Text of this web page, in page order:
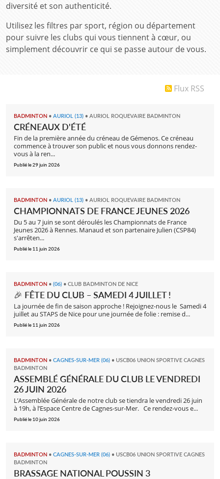
diversité et son authenticité.
Utilisez les filtres par sport, région ou département
pour suivre les clubs qui vous tiennent à cœur, ou
simplement découvrir ce qui se passe autour de vous.
Flux RSS
BADMINTON • AURIOL (13) • AURIOL ROQUEVAIRE BADMINTON
CRÉNEAUX D'ÉTÉ
Fin de la première année du créneau de Gémenos. Ce créneau
commence à trouver son public et nous vous donnons rendez-
vous à la ren...
Publié le 29 juin 2026
BADMINTON • AURIOL (13) • AURIOL ROQUEVAIRE BADMINTON
CHAMPIONNATS DE FRANCE JEUNES 2026
Du 5 au 7 juin se sont déroulés les Championnats de France
Jeunes 2026 à Rennes. Manaud et son partenaire Julien (CSP84)
s'arrêten...
Publié le 11 juin 2026
BADMINTON • (06) • CLUB BADMINTON DE NICE
🎉 FÊTE DU CLUB – SAMEDI 4 JUILLET !
La journée de fin de saison approche ! Rejoignez-nous le Samedi 4
juillet au STAPS de Nice pour une journée de folie : remise d...
Publié le 11 juin 2026
BADMINTON • CAGNES-SUR-MER (06) • USCB06 UNION SPORTIVE CAGNES
BADMINTON
ASSEMBLÉ GÉNÉRALE DU CLUB LE VENDREDI
26 JUIN 2026
L’Assemblée Générale de notre club se tiendra le vendredi 26 juin
à 19h, à l’Espace Centre de Cagnes-sur-Mer. Ce rendez-vous e...
Publié le 10 juin 2026
BADMINTON • CAGNES-SUR-MER (06) • USCB06 UNION SPORTIVE CAGNES
BADMINTON
BRASSAGE NATIONAL POUSSIN 3